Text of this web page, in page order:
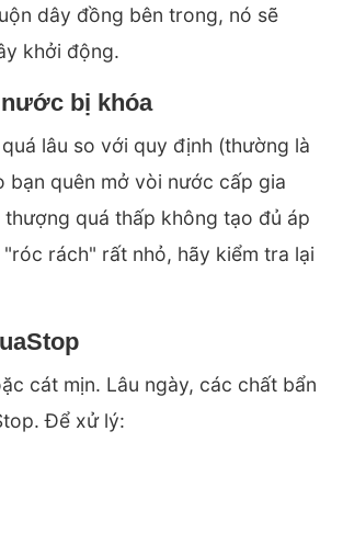
dây đồng bên trong, nó sẽ
khởi động.
bị khóa
lâu so với quy định (thường là
bạn quên mở vòi nước cấp gia
quá thấp không tạo đủ áp
rách" rất nhỏ, hãy kiểm tra lại
cát mịn. Lâu ngày, các chất bẩn
Để xử lý: